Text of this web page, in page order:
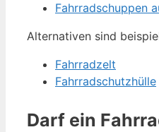
Fahrradschuppen
Alternativen sind
Fahrradzelt
Fahrradschutzhülle
Darf ein